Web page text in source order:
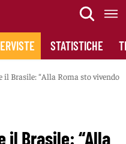
STATISTICHE
il Brasile: “Alla Roma sto vivendo
il Brasile: “Alla